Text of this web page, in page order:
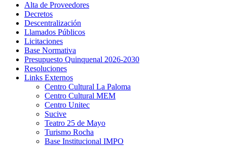
Alta de Proveedores
Decretos
Descentralización
Llamados Públicos
Licitaciones
Base Normativa
Presupuesto Quinquenal 2026-2030
Resoluciones
Links Externos
Centro Cultural La Paloma
Centro Cultural MEM
Centro Unitec
Sucive
Teatro 25 de Mayo
Turismo Rocha
Base Institucional IMPO